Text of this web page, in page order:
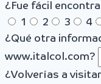
¿Fue fácil
1
2 3 4
¿Qué otra
www.italcol.com?
¿Volverías a